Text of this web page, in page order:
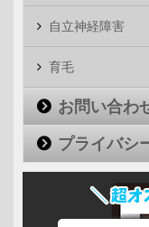
自立神経障害
育毛
お問い合わ
プライバシ